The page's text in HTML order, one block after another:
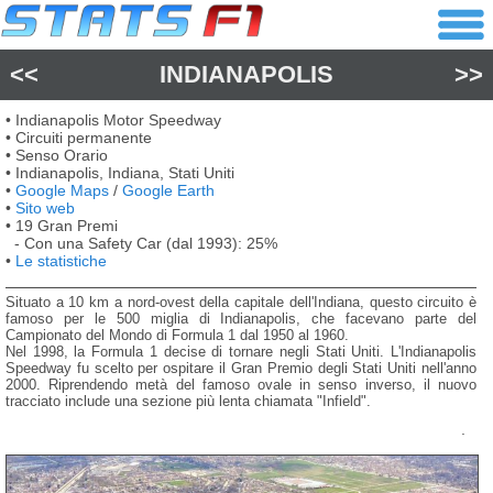
<< INDIANAPOLIS >>
• Indianapolis Motor Speedway
• Circuiti permanente
• Senso Orario
• Indianapolis, Indiana, Stati Uniti
• Google Maps / Google Earth
• Sito web
• 19 Gran Premi
- Con una Safety Car (dal 1993): 25%
• Le statistiche
Situato a 10 km a nord-ovest della capitale dell'Indiana, questo circuito è
famoso per le 500 miglia di Indianapolis, che facevano parte del
Campionato del Mondo di Formula 1 dal 1950 al 1960.
Nel 1998, la Formula 1 decise di tornare negli Stati Uniti. L'Indianapolis
Speedway fu scelto per ospitare il Gran Premio degli Stati Uniti nell'anno
2000. Riprendendo metà del famoso ovale in senso inverso, il nuovo
tracciato include una sezione più lenta chiamata "Infield".